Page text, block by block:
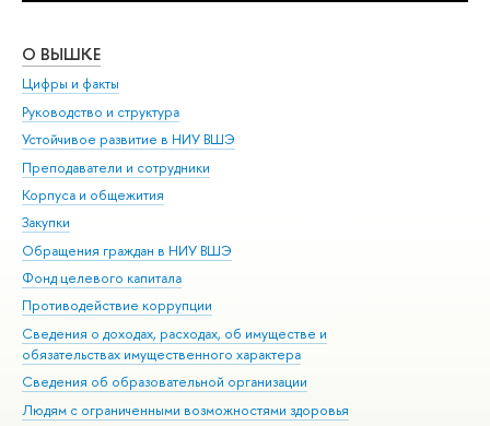
О ВЫШКЕ
Цифры и факты
Руководство и структура
Устойчивое развитие в НИУ ВШЭ
Преподаватели и сотрудники
Корпуса и общежития
Закупки
Обращения граждан в НИУ ВШЭ
Фонд целевого капитала
Противодействие коррупции
Сведения о доходах, расходах, об имуществе и
обязательствах имущественного характера
Сведения об образовательной организации
Людям с ограниченными возможностями здоровья